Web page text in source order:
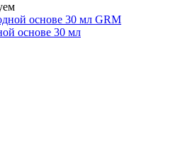
GRM
основе 30 мл